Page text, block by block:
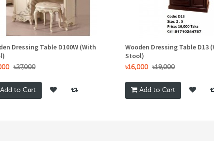
Dressing Table D100W (With
৳27,000
Add to Cart
Wooden Dressing Table D13
Stool)
৳16,000 ৳19,000
Add to Cart